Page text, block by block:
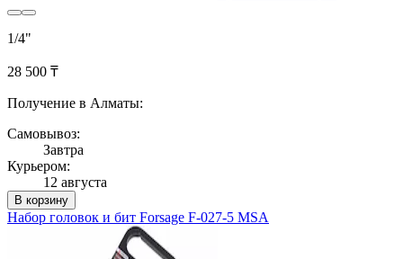
1/4"
28 500 ₸
Получение в Алматы:
Самовывоз:
Завтра
Курьером:
12 августа
В корзину
Набор головок и бит Forsage F-027-5 MSA